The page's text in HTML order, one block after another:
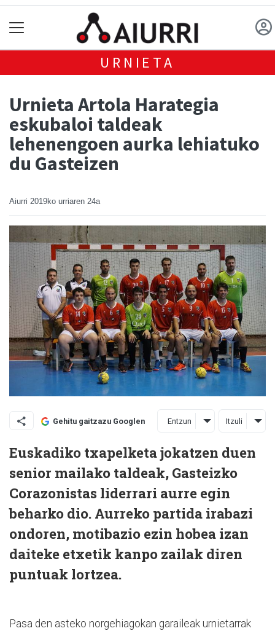
URNIETA
Urnieta Artola Harategia
eskubaloi taldeak
lehenengoen aurka lehiatuko
du Gasteizen
Aiurri 2019ko urriaren 24a
Gehitu gaitzazu Googlen Entzun Itzuli
Euskadiko txapelketa jokatzen duen
senior mailako taldeak, Gasteizko
Corazonistas liderrari aurre egin
beharko dio. Aurreko partida irabazi
ondoren, motibazio ezin hobea izan
daiteke etxetik kanpo zailak diren
puntuak lortzea.
Pasa den asteko norgehiagokan garaileak urnietarrak